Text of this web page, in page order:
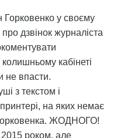
Горковенко у своєму
дзвінок журналіста
кабінеті
не впасти.
з текстом і
на яких немає
ЖОДНОГО!
2015 роком, але